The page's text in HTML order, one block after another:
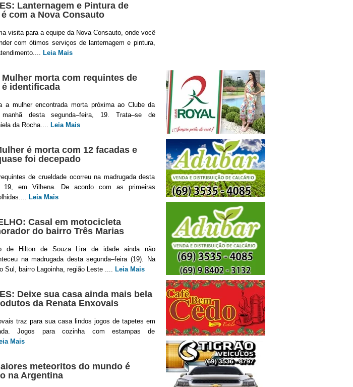
Lanternagem e Pintura de
com a Nova Consauto
visita para a equipe da Nova Consauto, onde você
com ótimos serviços de lanternagem e pintura,
Leia Mais
Mulher morta com requintes de
identificada
a mulher encontrada morta próxima ao Clube da
desta segunda–feira, 19. Trata–se de
da Rocha.... Leia Mais
é morta com 12 facadas e
foi decepado
de crueldade ocorreu na madrugada desta
19, em Vilhena. De acordo com as primeiras
Leia Mais
Casal em motocicleta
do bairro Três Marias
de Hilton de Souza Lira de idade ainda não
na madrugada desta segunda–feira (19). Na
Sul, bairro Lagoinha, região Leste .... Leia Mais
Deixe sua casa ainda mais bela
da Renata Enxovais
traz para sua casa lindos jogos de tapetes em
Jogos para cozinha com estampas de
Mais
meteoritos do mundo é
na Argentina